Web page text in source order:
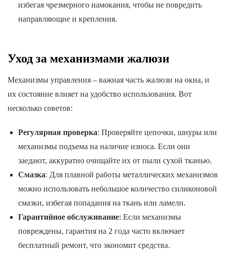
избегая чрезмерного намокания, чтобы не повредить
направляющие и крепления.
Уход за механизмами жалюзи
Механизмы управления – важная часть жалюзи на окна, и
их состояние влияет на удобство использования. Вот
несколько советов:
Регулярная проверка: Проверяйте цепочки, шнуры или
механизмы подъема на наличие износа. Если они
заедают, аккуратно очищайте их от пыли сухой тканью.
Смазка: Для плавной работы металлических механизмов
можно использовать небольшое количество силиконовой
смазки, избегая попадания на ткань или ламели.
Гарантийное обслуживание: Если механизмы
повреждены, гарантия на 2 года часто включает
бесплатный ремонт, что экономит средства.